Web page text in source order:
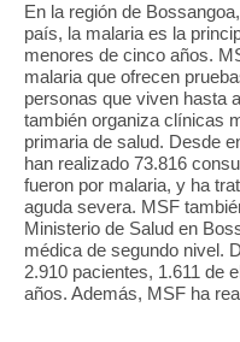
En la región de
país, la malaria es la
menores de cinco años.
malaria que ofrecen
personas que viven hasta
también organiza clínicas
primaria de salud. Desde
han realizado 73.816
fueron por malaria, y ha
aguda severa. MSF
Ministerio de Salud en
médica de segundo nivel.
2.910 pacientes, 1.611 de
años. Además, MSF ha